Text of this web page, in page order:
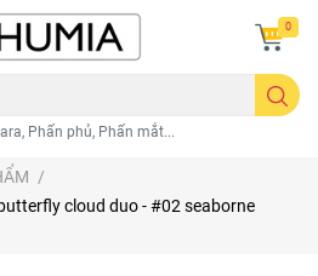
Phấn phủ, Phấn mắt...
0
/
cloud duo - #02 seaborne